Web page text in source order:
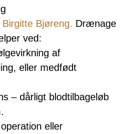
Birgitte Bjøreng. Drænage
ved:
af
eller medfødt
– dårligt blodtilbageløb
eller